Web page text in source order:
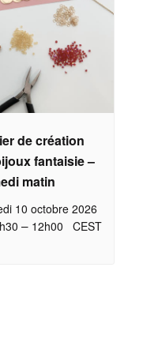
de création
fantaisie –
matin
10 octobre 2026
– 12h00 CEST